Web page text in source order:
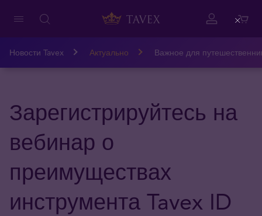
Новости Tavex Актуально Важное для
Зарегистрируйтесь на
вебинар о
преимуществах
инструмента Tavex ID
Close